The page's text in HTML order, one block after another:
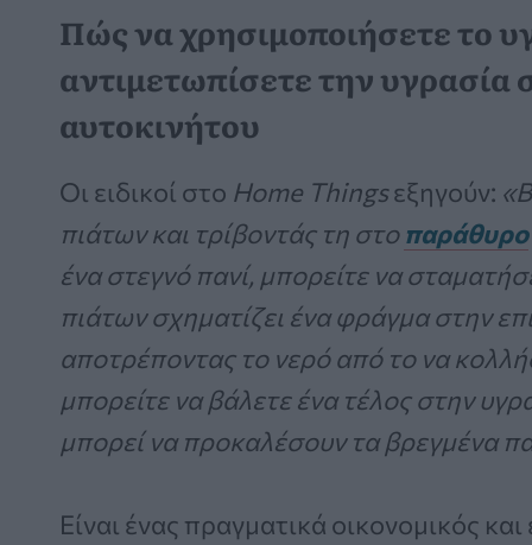
Πώς να χρησιμοποιήσετε το
αντιμετωπίσετε την
αυτοκινήτου
Οι ειδικοί στο Home Thingsεξηγούν:
πιάτων και τρίβοντάς τη στο παράθυρο
ένα στεγνό πανί, μπορείτε να
πιάτων σχηματίζει ένα φράγμα στην
αποτρέποντας το νερό από το να
μπορείτε να βάλετε ένα τέλος στην
μπορεί να προκαλέσουν τα βρεγμένα
Είναι ένας πραγματικά οικονομικός